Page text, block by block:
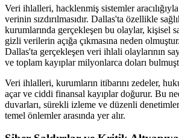
Veri ihlalleri, hacklenmiş sistemler
verinin sızdırılmasıdır. Dallas'ta özellikle
kurumlarında gerçekleşen bu olaylar, kişisel
gizli verilerin açığa çıkmasına neden
Dallas'ta gerçekleşen veri ihlali olaylarının
ve toplam kayıplar milyonlarca doları
Veri ihlalleri, kurumların itibarını zedeler,
açar ve ciddi finansal kayıplar doğurur. Bu
duvarları, sürekli izleme ve düzenli denetimler
temel önlemler arasında yer alır.